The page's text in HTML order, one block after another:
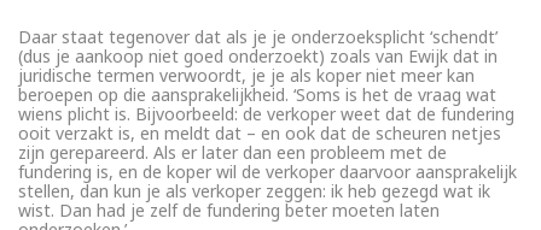
Daar staat tegenover dat als je je onderzoeksplicht ‘schendt’
(dus je aankoop niet goed onderzoekt) zoals van Ewijk dat in
juridische termen verwoordt, je je als koper niet meer kan
beroepen op die aansprakelijkheid. ‘Soms is het de vraag wat
wiens plicht is. Bijvoorbeeld: de verkoper weet dat de fundering
ooit verzakt is, en meldt dat – en ook dat de scheuren netjes
zijn gerepareerd. Als er later dan een probleem met de
fundering is, en de koper wil de verkoper daarvoor aansprakelijk
stellen, dan kun je als verkoper zeggen: ik heb gezegd wat ik
wist. Dan had je zelf de fundering beter moeten laten